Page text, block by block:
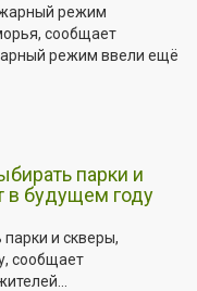
режим
сообщает
режим ввели ещё
парки и
в будущем году
и скверы,
сообщает